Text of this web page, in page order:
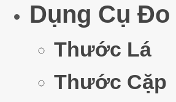
Dụng Cụ Đo
Thước Lá
Thước Cặp